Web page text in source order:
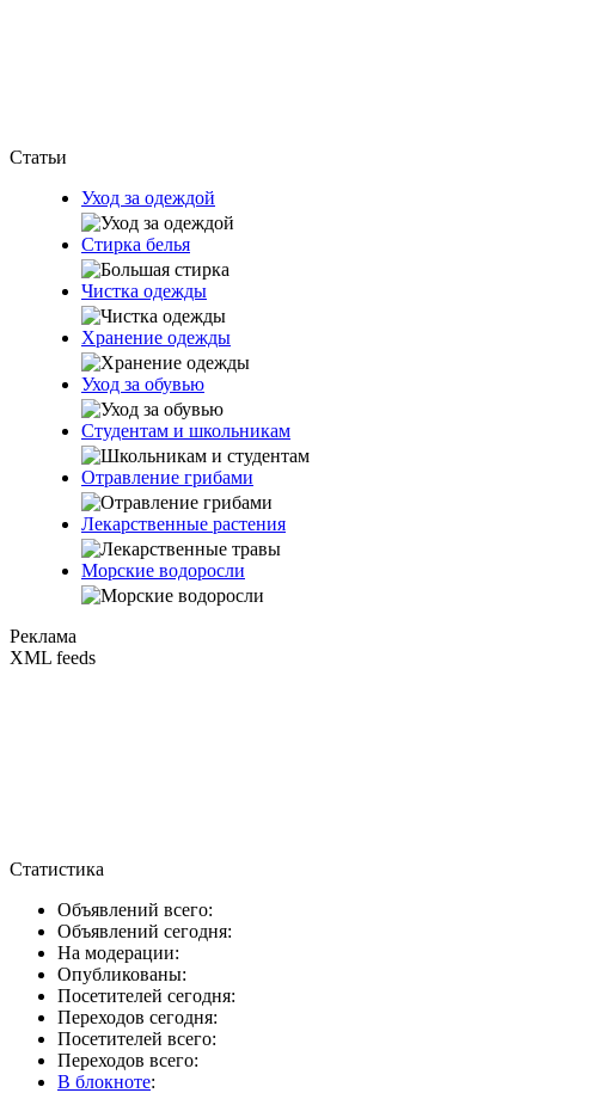
Статьи
Уход за одеждой
Стирка белья
Чистка одежды
Хранение одежды
Уход за обувью
Студентам и школьникам
Отравление грибами
Лекарственные растения
Морские водоросли
Реклама
XML feeds
Статистика
Объявлений всего:
Объявлений сегодня:
На модерации:
Опубликованы:
Посетителей сегодня:
Переходов сегодня:
Посетителей всего:
Переходов всего:
В блокноте: